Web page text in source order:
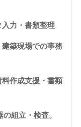
入力・書類整理
建築現場での事務
料作成支援・書類
組立・検査。